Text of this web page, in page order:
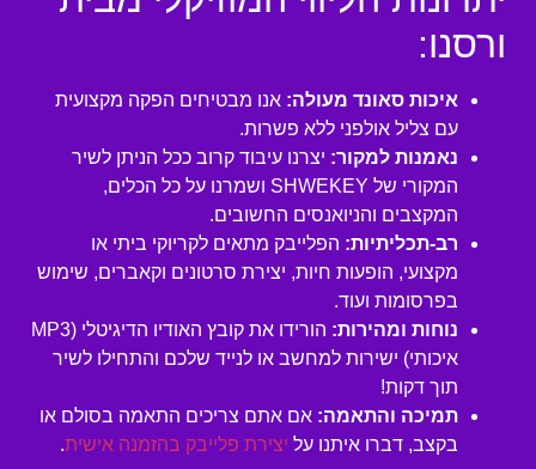
ורסנו:
איכות סאונד מעולה: אנו מבטיחים הפקה מקצועית
עם צליל אולפני ללא פשרות.
נאמנות למקור: יצרנו עיבוד קרוב ככל הניתן לשיר
המקורי של SHWEKEY ושמרנו על כל הכלים,
המקצבים והניואנסים החשובים.
רב-תכליתיות: הפלייבק מתאים לקריוקי ביתי או
מקצועי, הופעות חיות, יצירת סרטונים וקאברים, שימוש
בפרסומות ועוד.
נוחות ומהירות:
הורידו את קובץ האודיו הדיגיטלי (MP3
איכותי) ישירות למחשב או לנייד שלכם והתחילו לשיר
תוך דקות!
תמיכה והתאמה: אם אתם צריכים התאמה בסולם או
בקצב, דברו איתנו על יצירת פלייבק בהזמנה אישית.